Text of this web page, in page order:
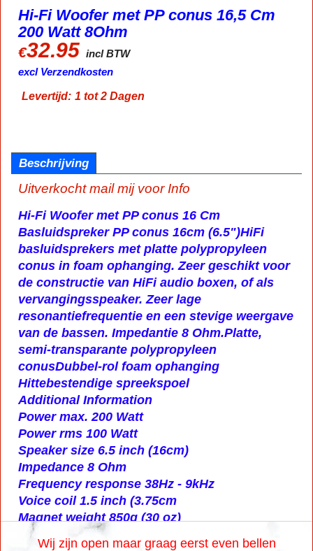
Hi-Fi Woofer met PP conus 16,5 Cm
200 Watt 8Ohm
€32.95 incl BTW
excl Verzendkosten
Levertijd: 1 tot 2 Dagen
Beschrijving
Uitverkocht mail mij voor Info
Hi-Fi Woofer met PP conus 16 Cm
Basluidspreker PP conus 16cm (6.5")HiFi
basluidsprekers met platte polypropyleen
conus in foam ophanging.Zeer geschikt voor
de constructie van HiFi audio boxen, of als
vervangingsspeaker.Zeer lage
resonantiefrequentie en een stevige weergave
van de bassen. Impedantie 8 Ohm.Platte,
semi-transparante polypropyleen
conusDubbel-rol foam ophanging
Hittebestendige spreekspoel
Additional Information
Power max. 200 Watt
Power rms 100 Watt
Speaker size 6.5 inch (16cm)
Impedance 8 Ohm
Frequency response 38Hz - 9kHz
Voice coil 1.5 inch (3.75cm
Magnet weight 850g (30 oz)
Wij zijn open maar graag eerst even bellen